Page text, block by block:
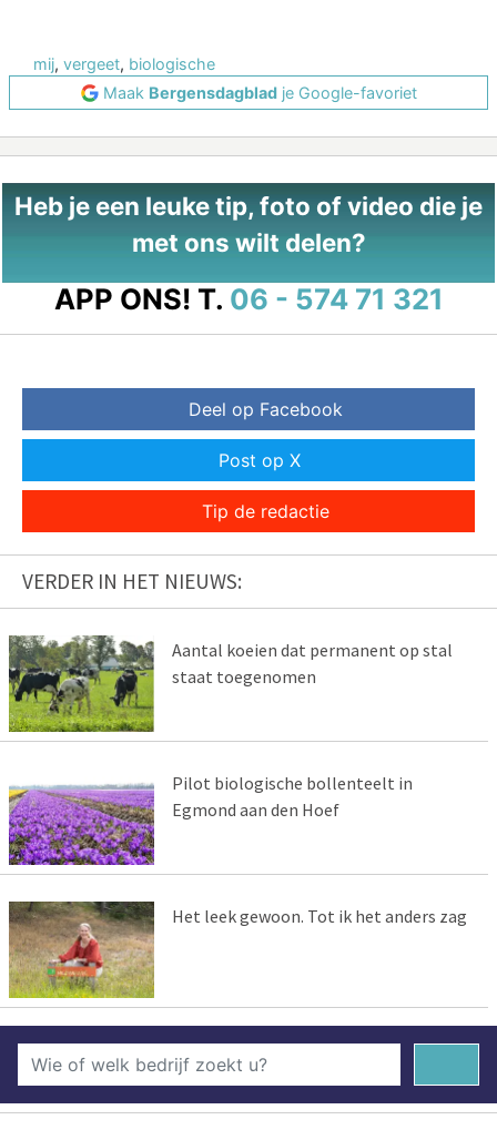
mij, vergeet, biologische
Maak Bergensdagbladje Google-favoriet
Heb je een leuke tip, foto of video die je
met ons wilt delen?
APP ONS! T. 06 - 574 71 321
Deel op Facebook
Post op X
Tip de redactie
VERDER IN HET NIEUWS:
Aantal koeien dat permanent op stal
staat toegenomen
Pilot biologische bollenteelt in
Egmond aan den Hoef
Het leek gewoon. Tot ik het anders zag